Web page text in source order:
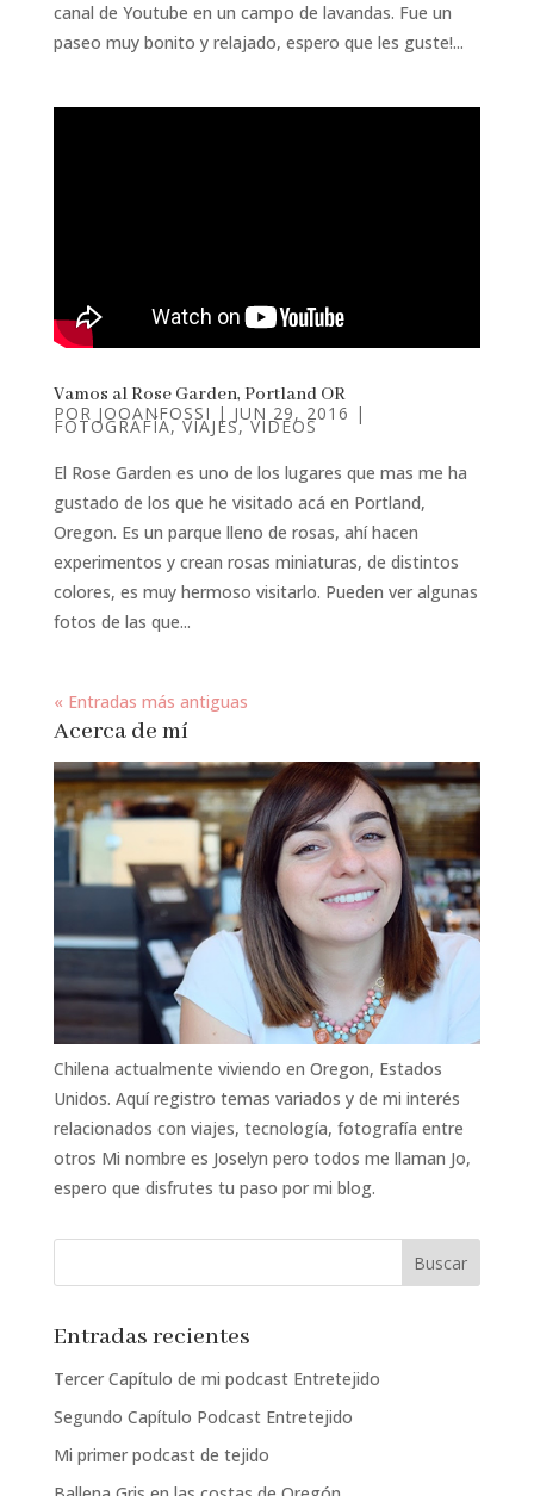
canal de Youtube en un campo de lavandas. Fue un
paseo muy bonito y relajado, espero que les guste!...
Vamos al Rose Garden, Portland OR
POR JOOANFOSSI | JUN 29, 2016 |
FOTOGRAFÍA,VIAJES,VIDEOS
El Rose Garden es uno de los lugares que mas me ha
gustado de los que he visitado acá en Portland,
Oregon. Es un parque lleno de rosas, ahí hacen
experimentos y crean rosas miniaturas, de distintos
colores, es muy hermoso visitarlo. Pueden ver algunas
fotos de las que...
« Entradas más antiguas
Acerca de mí
Chilena actualmente viviendo en Oregon, Estados
Unidos. Aquí registro temas variados y de mi interés
relacionados con viajes, tecnología, fotografía entre
otros Mi nombre es Joselyn pero todos me llaman Jo,
espero que disfrutes tu paso por mi blog.
Entradas recientes
Tercer Capítulo de mi podcast Entretejido
Segundo Capítulo Podcast Entretejido
Mi primer podcast de tejido